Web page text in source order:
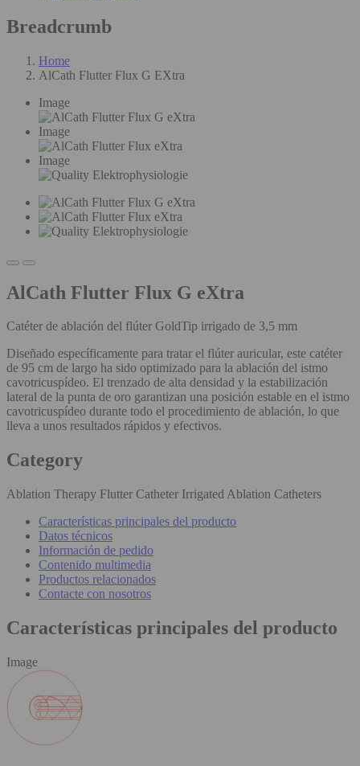
Breadcrumb
Home
AlCath Flutter Flux G EXtra
Image
Image
Image
AlCath Flutter Flux G eXtra
Catéter de ablación del flúter GoldTip irrigado de 3,5 mm
Diseñado específicamente para tratar el flúter auricular, este catéter
de 95 cm de largo ha sido optimizado para la ablación del istmo
cavotricuspídeo. El trenzado de alta densidad y la estabilización
lateral de la punta de oro garantizan una posición estable en el istmo
cavotricuspídeo durante todo el procedimiento de ablación, lo que
lleva a unos resultados rápidos y efectivos.
Category
Ablation Therapy Flutter Catheter Irrigated Ablation Catheters
Características principales del producto
Datos técnicos
Información de pedido
Contenido multimedia
Productos relacionados
Contacte con nosotros
Características principales del producto
Image